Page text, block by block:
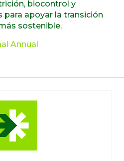
biocontrol y
apoyar la transición
sostenible.
Annual